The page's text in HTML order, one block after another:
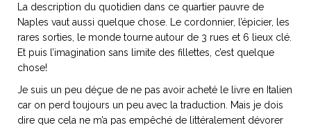
La description du quotidien dans ce quartier pauvre de
Naples vaut aussi quelque chose. Le cordonnier, l’épicier, les
rares sorties, le monde tourne autour de 3 rues et 6 lieux clé.
Et puis l’imagination sans limite des fillettes, c’est quelque
chose!
Je suis un peu déçue de ne pas avoir acheté le livre en Italien
car on perd toujours un peu avec la traduction. Mais je dois
dire que cela ne m’a pas empêché de littéralement dévorer